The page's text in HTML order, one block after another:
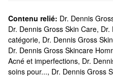
Est-ce que Sephora offre
Nous offrons une variété de
chez Sephora. Si vous êtes à la
pas de jeter un coup d’œil à
visagequi changeront la donne.
Contenu relié: Dr. Dennis
Dr. Dennis Gross Skin Care, Dr.
catégorie, Dr. Dennis Gross
Dr. Dennis Gross Skincare
Acné et imperfections, Dr.
soins pour..., Dr. Dennis Gross